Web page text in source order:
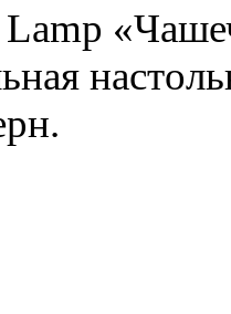
Lamp